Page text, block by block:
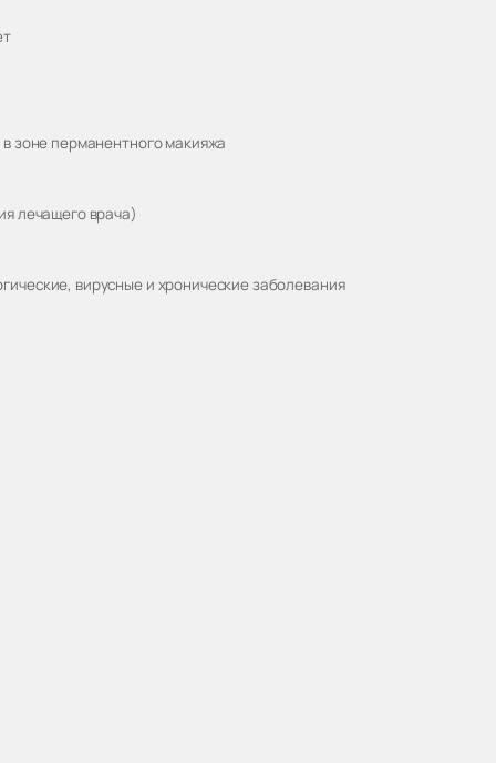
зоне перманентного макияжа
лечащего врача)
вирусные и хронические заболевания